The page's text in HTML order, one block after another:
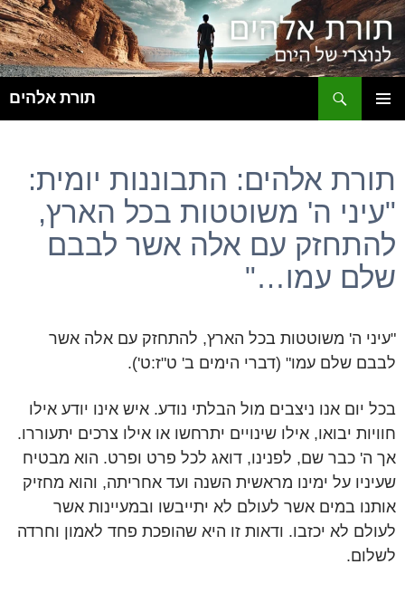
תורת אלהים
תורת אלהים: התבוננות יומית:
"עיני ה' משוטטות בכל הארץ,
להתחזק עם אלה אשר לבבם
שלם עמו…"
"עיני ה' משוטטות בכל הארץ, להתחזק עם אלה אשר
לבבם שלם עמו" (דברי הימים ב' ט"ז:ט').
בכל יום אנו ניצבים מול הבלתי נודע. איש אינו יודע אילו
חוויות יבואו, אילו שינויים יתרחשו או אילו צרכים יתעוררו.
אך ה' כבר שם, לפנינו, דואג לכל פרט ופרט. הוא מבטיח
שעיניו על ימינו מראשית השנה ועד אחריתה, והוא מחזיק
אותנו במים אשר לעולם לא יתייבשו ובמעיינות אשר
לעולם לא יכזבו. ודאות זו היא שהופכת פחד לאמון וחרדה
לשלום.